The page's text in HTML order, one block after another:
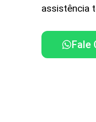
assistência
Fale